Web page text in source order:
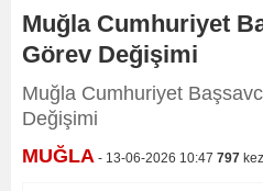
Muğla Cumhuriyet
Görev Değişimi
Muğla Cumhuriyet
Değişimi
MUĞLA - 13-06-2026 10:47 797